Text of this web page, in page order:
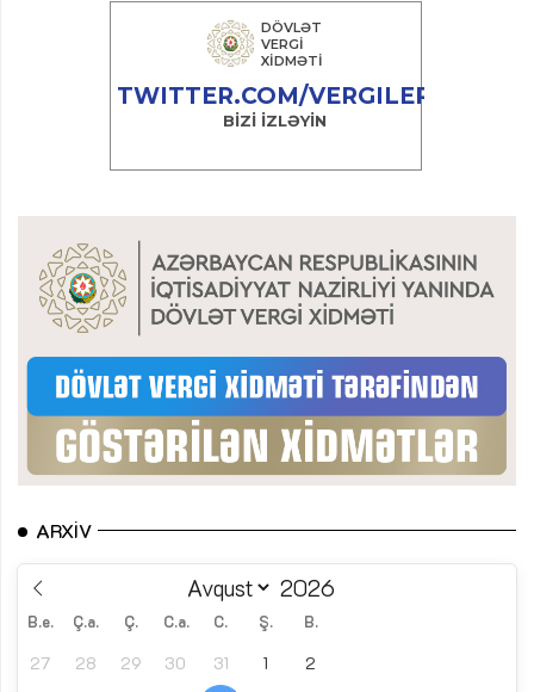
ARXIV
B.e. Ç.a. Ç. C.a. C. Ş. B.
27 28 29 30 31 1 2